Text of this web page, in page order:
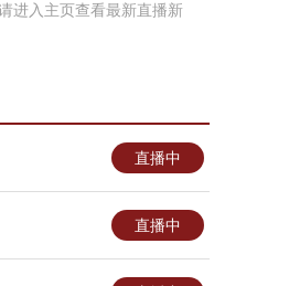
进入主页查看最新直播新
直播中
直播中